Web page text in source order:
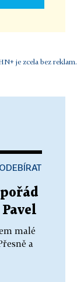
je zcela bez reklam.
ODEBÍRAT
malé
a